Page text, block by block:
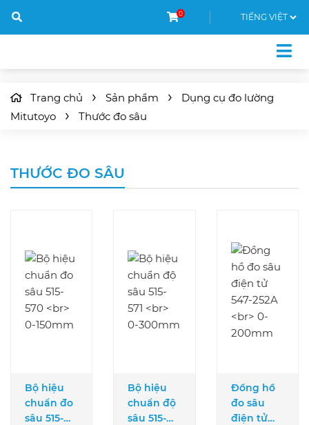
0
Trang chủ Sản phẩm
Dụng cụ đo lường
Mitutoyo
Thước đo sâu
THƯỚC ĐO SÂU
Bộ hiệu
chuẩn đo
sâu 515-
Bộ hiệu
chuẩn độ
sâu 515-
Đồng hồ
đo sâu
điện tử